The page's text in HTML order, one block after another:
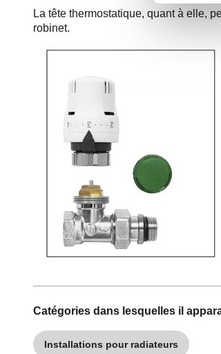
La tête thermostatique, quant à elle,
robinet.
Catégories dans lesquelles il
Installations pour radiateurs